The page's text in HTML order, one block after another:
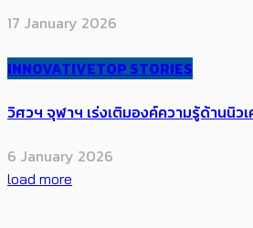
17 January 2026
INNOVATIVETOP STORIES
วิศวฯ จุฬาฯ เร่งเติมองค์ความรู้ด้านนิว
6 January 2026
load more